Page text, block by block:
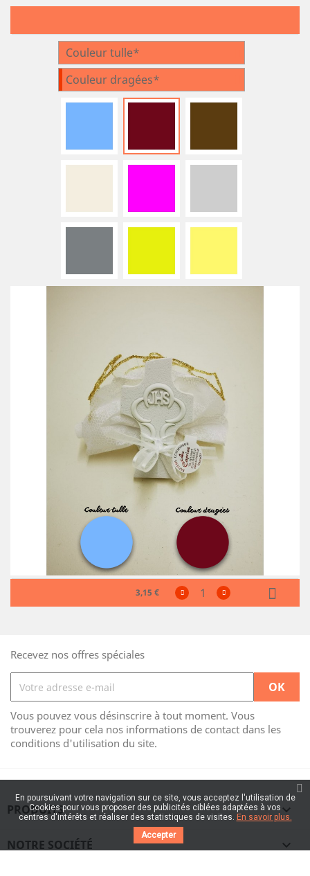
Couleur tulle*
Couleur dragées*
3,15 €
Recevez nos offres spéciales
Vous pouvez vous désinscrire à tout moment. Vous
trouverez pour cela nos informations de contact dans les
conditions d'utilisation du site.
PRODUITS 
NOTRE SOCIÉTÉ 
En poursuivant votre navigation sur ce site, vous acceptez l'utilisation de
Cookies pour vous proposer des publicités ciblées adaptées à vos
centres d'intérêts et réaliser des statistiques de visites. En savoir plus.
Accepter